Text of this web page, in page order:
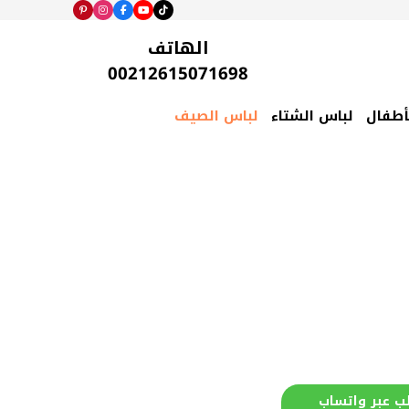
الهاتف
00212615071698
لباس الشتاء لباس الصيف
عبر واتساب